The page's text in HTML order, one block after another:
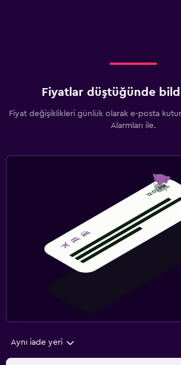
Fiyatlar düştüğünde
Fiyat değişiklikleri günlük olarak e-posta
Alarmları ile.
Aynı iade yeri